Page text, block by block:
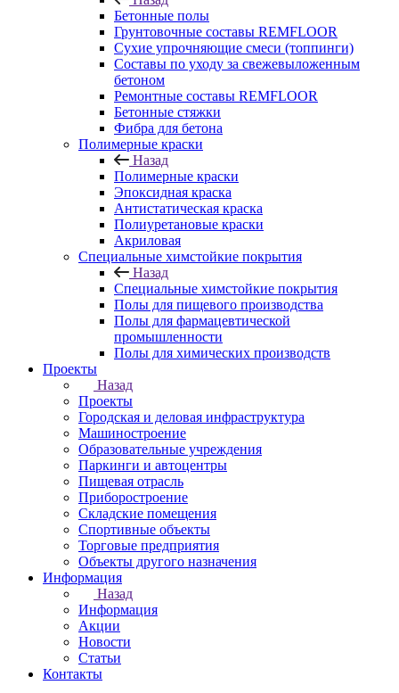
Бетонные полы
Грунтовочные составы REMFLOOR
Сухие упрочняющие смеси (топпинги)
Составы по уходу за свежевыложенным
бетоном
Ремонтные составы REMFLOOR
Бетонные стяжки
Фибра для бетона
Полимерные краски
Назад
Полимерные краски
Эпоксидная краска
Антистатическая краска
Полиуретановые краски
Акриловая
Специальные химстойкие покрытия
Назад
Специальные химстойкие покрытия
Полы для пищевого производства
Полы для фармацевтической
промышленности
Полы для химических производств
Проекты
Назад
Проекты
Городская и деловая инфраструктура
Машиностроение
Образовательные учреждения
Паркинги и автоцентры
Пищевая отрасль
Приборостроение
Складские помещения
Спортивные объекты
Торговые предприятия
Объекты другого назначения
Информация
Назад
Информация
Акции
Новости
Статьи
Контакты